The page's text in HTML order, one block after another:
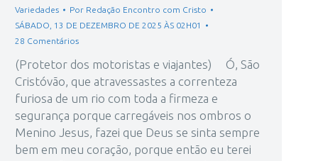
Variedades Por Redação Encontro com Cristo
SÁBADO, 13 DE DEZEMBRO DE 2025 ÀS 02H01
28 Comentários
(Protetor dos motoristas e viajantes) Ó, São
Cristóvão, que atravessastes a correnteza
furiosa de um rio com toda a firmeza e
segurança porque carregáveis nos ombros o
Menino Jesus, fazei que Deus se sinta sempre
bem em meu coração, porque então eu terei